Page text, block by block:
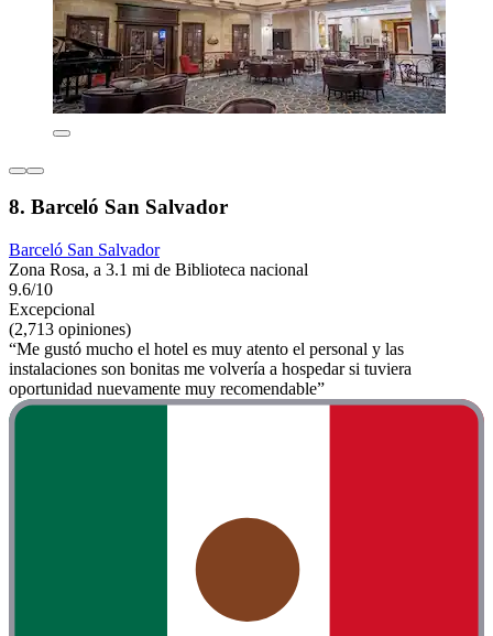
8. Barceló San Salvador
Barceló San Salvador
Zona Rosa, a 3.1 mi de Biblioteca nacional
9.6/10
Excepcional
(2,713 opiniones)
“Me gustó mucho el hotel es muy atento el personal y las
instalaciones son bonitas me volvería a hospedar si tuviera
oportunidad nuevamente muy recomendable”